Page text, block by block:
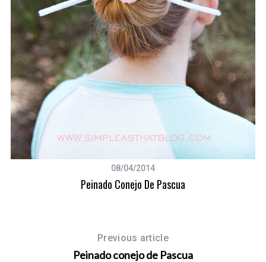
08/04/2014
Peinado Conejo De Pascua
Previous article
Peinado conejo de Pascua